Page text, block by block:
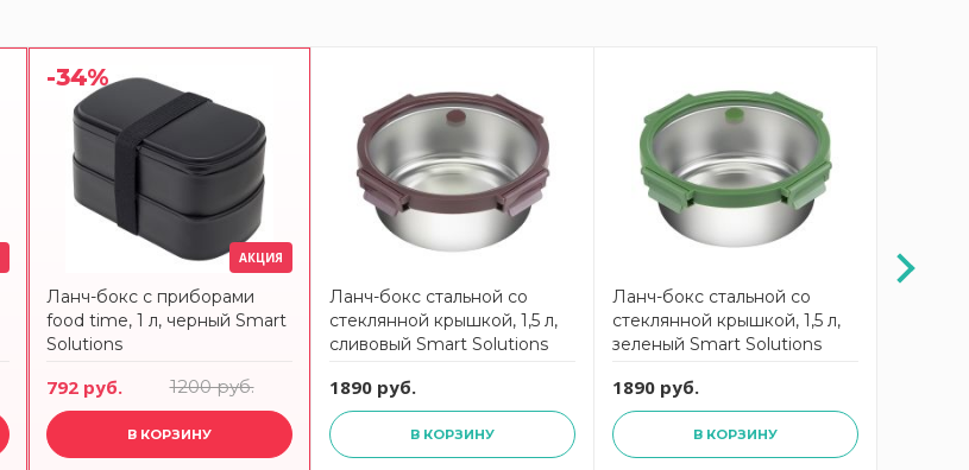
-34%
АКЦИЯ
Ланч-бокс с приборами
food time, 1 л, черный Smart
Solutions
792 руб. 1200 руб.
В КОРЗИНУ
Ланч-бокс стальной со
стеклянной крышкой, 1,5 л,
сливовый Smart Solutions
1890 руб.
В КОРЗИНУ
Ланч-бокс стальной со
стеклянной крышкой, 1,5 л,
зеленый Smart Solutions
1890 руб.
В КОРЗИНУ